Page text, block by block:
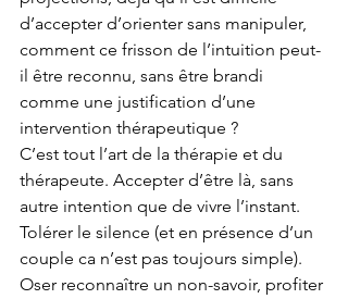
d’accepter d’orienter sans manipuler,
comment ce frisson de l’intuition peut-
il être reconnu, sans être brandi
comme une justification d’une
intervention thérapeutique ?
C’est tout l’art de la thérapie et du
thérapeute. Accepter d’être là, sans
autre intention que de vivre l’instant.
Tolérer le silence (et en présence d’un
couple ca n’est pas toujours simple).
Oser reconnaître un non-savoir, profiter